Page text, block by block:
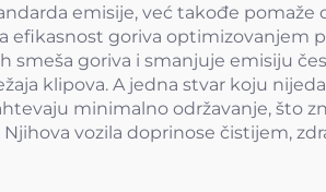
emisije, već takođe pomaže
efikasnost goriva optimizovanjem
smeša goriva i smanjuje emisiju
klipova. A jedna stvar koju
minimalno održavanje, što
vozila doprinose čistijem,